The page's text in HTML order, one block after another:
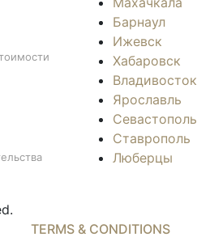
Барнаул
Ижевск
Хабаровск
Владивосток
Ярославль
Севастополь
Ставрополь
Люберцы
TERMS & CONDITIONS